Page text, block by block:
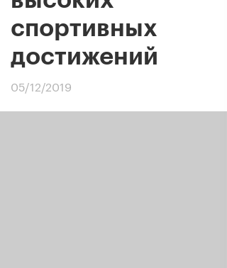
спортивных
достижений
05/12/2019